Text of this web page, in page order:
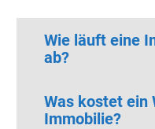
Wie läuft eine
ab?
Was kostet ein
Immobilie?